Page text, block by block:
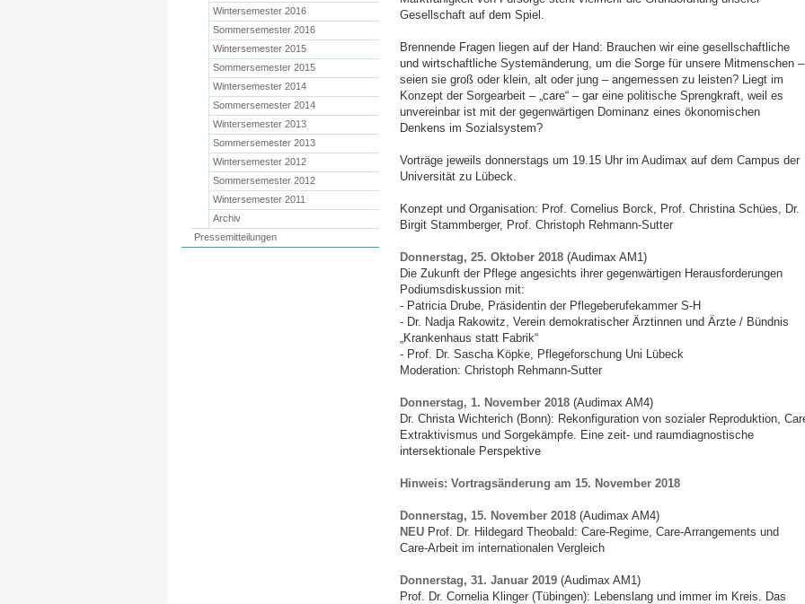
Wintersemester 2016
Sommersemester 2016
Wintersemester 2015
Sommersemester 2015
Wintersemester 2014
Sommersemester 2014
Wintersemester 2013
Sommersemester 2013
Wintersemester 2012
Sommersemester 2012
Wintersemester 2011
Archiv
Pressemitteilungen
Gesellschaft auf dem Spiel.
Brennende Fragen liegen auf der Hand: Brauchen wir eine gesellschaftliche
und wirtschaftliche Systemänderung, um die Sorge für unsere Mitmenschen –
seien sie groß oder klein, alt oder jung – angemessen zu leisten? Liegt im
Konzept der Sorgearbeit – „care“ – gar eine politische Sprengkraft, weil es
unvereinbar ist mit der gegenwärtigen Dominanz eines ökonomischen
Denkens im Sozialsystem?
Vorträge jeweils donnerstags um 19.15 Uhr im Audimax auf dem Campus der
Universität zu Lübeck.
Konzept und Organisation: Prof. Cornelius Borck, Prof. Christina Schües, Dr.
Birgit Stammberger, Prof. Christoph Rehmann-Sutter
Donnerstag, 25. Oktober 2018(Audimax AM1)
Die Zukunft der Pflege angesichts ihrer gegenwärtigen Herausforderungen
Podiumsdiskussion mit:
- Patricia Drube, Präsidentin der Pflegeberufekammer S-H
- Dr. Nadja Rakowitz, Verein demokratischer Ärztinnen und Ärzte / Bündnis
„Krankenhaus statt Fabrik“
- Prof. Dr. Sascha Köpke, Pflegeforschung Uni Lübeck
Moderation: Christoph Rehmann-Sutter
Donnerstag, 1. November 2018(Audimax AM4)
Dr. Christa Wichterich (Bonn): Rekonfiguration von sozialer Reproduktion,
Extraktivismus und Sorgekämpfe. Eine zeit- und raumdiagnostische
intersektionale Perspektive
Hinweis: Vortragsänderung am 15. November 2018
Donnerstag, 15. November 2018(Audimax AM4)
NEUProf. Dr. Hildegard Theobald: Care-Regime, Care-Arrangements und
Care-Arbeit im internationalen Vergleich
Donnerstag, 31. Januar 2019(Audimax AM1)
Prof. Dr. Cornelia Klinger (Tübingen): Lebenslang und immer im Kreis. Das